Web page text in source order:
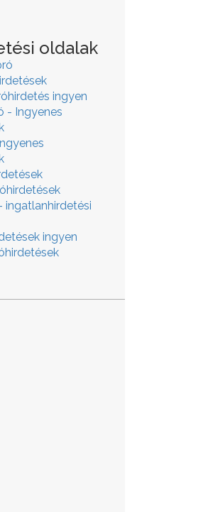
oldalak
ingyen
- Ingyenes
ingatlanhirdetési
ingyen